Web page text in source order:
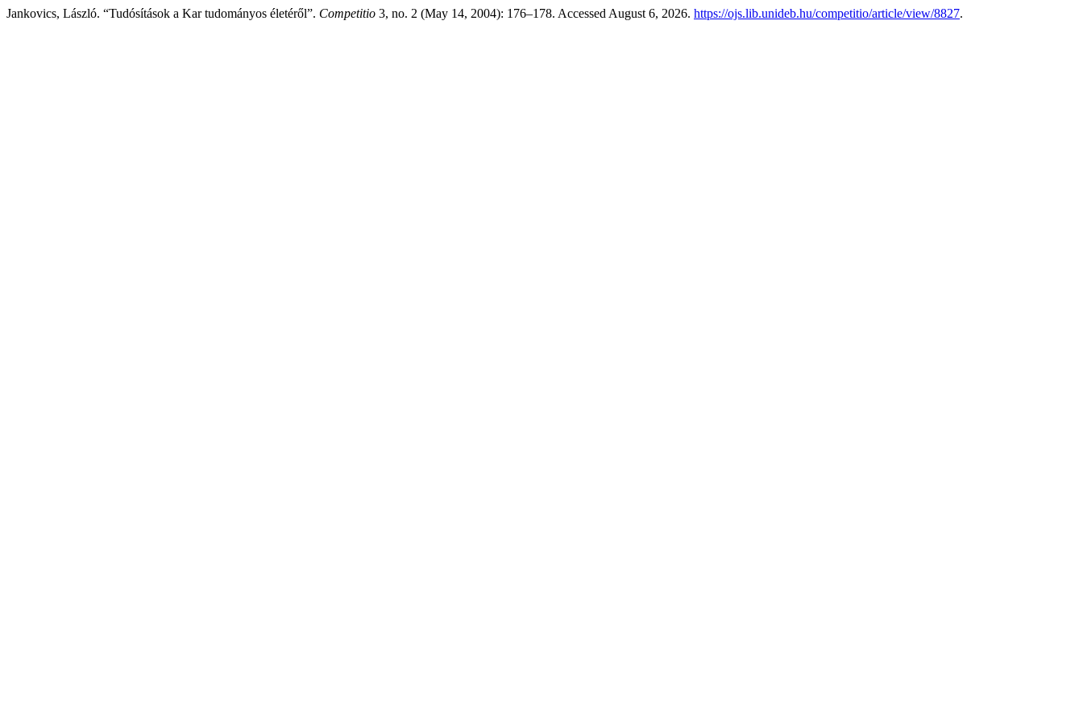
Jankovics, László. “Tudósítások a Kar tudományos életéről”. Competitio 3, no. 2 (May 14, 2004): 176–178. Accessed August 6, 2026. https://ojs.lib.unideb.hu/competitio/article/view/8827.